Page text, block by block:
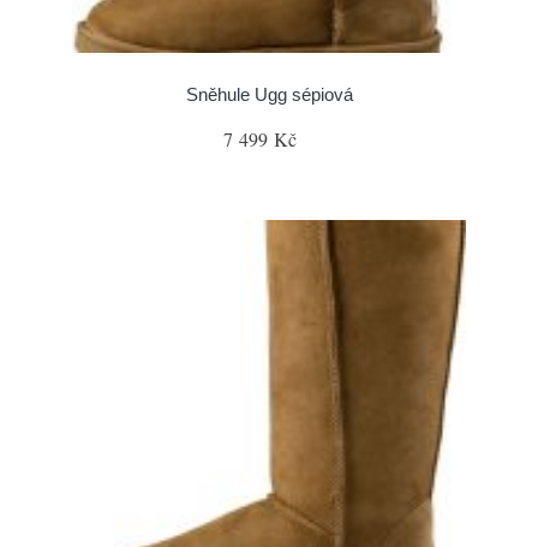
Sněhule Ugg sépiová
7 499 Kč